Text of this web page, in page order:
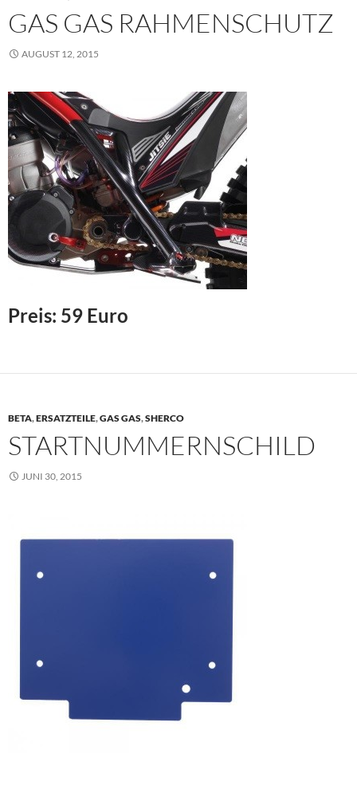
GAS GAS RAHMENSCHUTZ
AUGUST 12, 2015
Preis: 59 Euro
BETA,ERSATZTEILE,GAS GAS,SHERCO
STARTNUMMERNSCHILD
JUNI 30, 2015